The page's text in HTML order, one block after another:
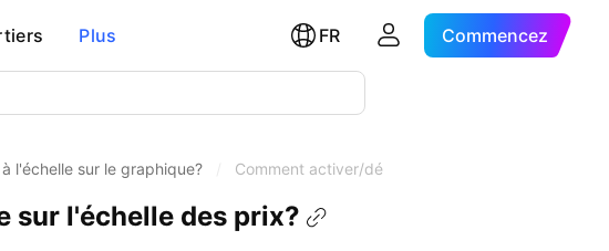
Plus FR Commencez
l'échelle sur le graphique? Comment activer/désactiver le libellé de la devise
sur l'échelle des prix?